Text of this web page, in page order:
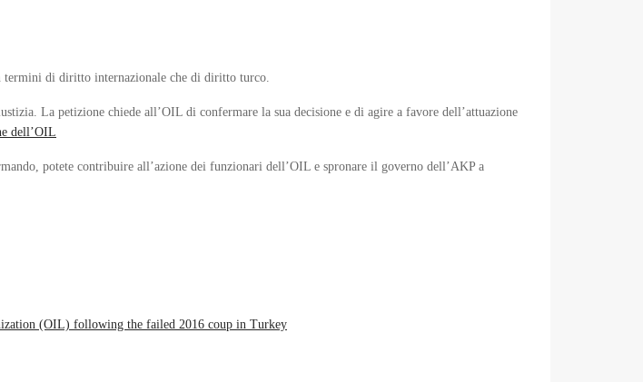
termini di diritto internazionale che di diritto turco.
La petizione chiede all’OIL di confermare la sua decisione e di agire a favore dell’attuazione
dell’OIL
potete contribuire all’azione dei funzionari dell’OIL e spronare il governo dell’AKP a
(OIL) following the failed 2016 coup in Turkey